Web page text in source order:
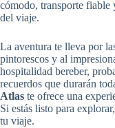
cómodo, transporte fiable
del viaje.
La aventura te lleva por
pintorescos y al
hospitalidad bereber,
recuerdos que durarán
Atlas te ofrece una
Si estás listo para
tu viaje.